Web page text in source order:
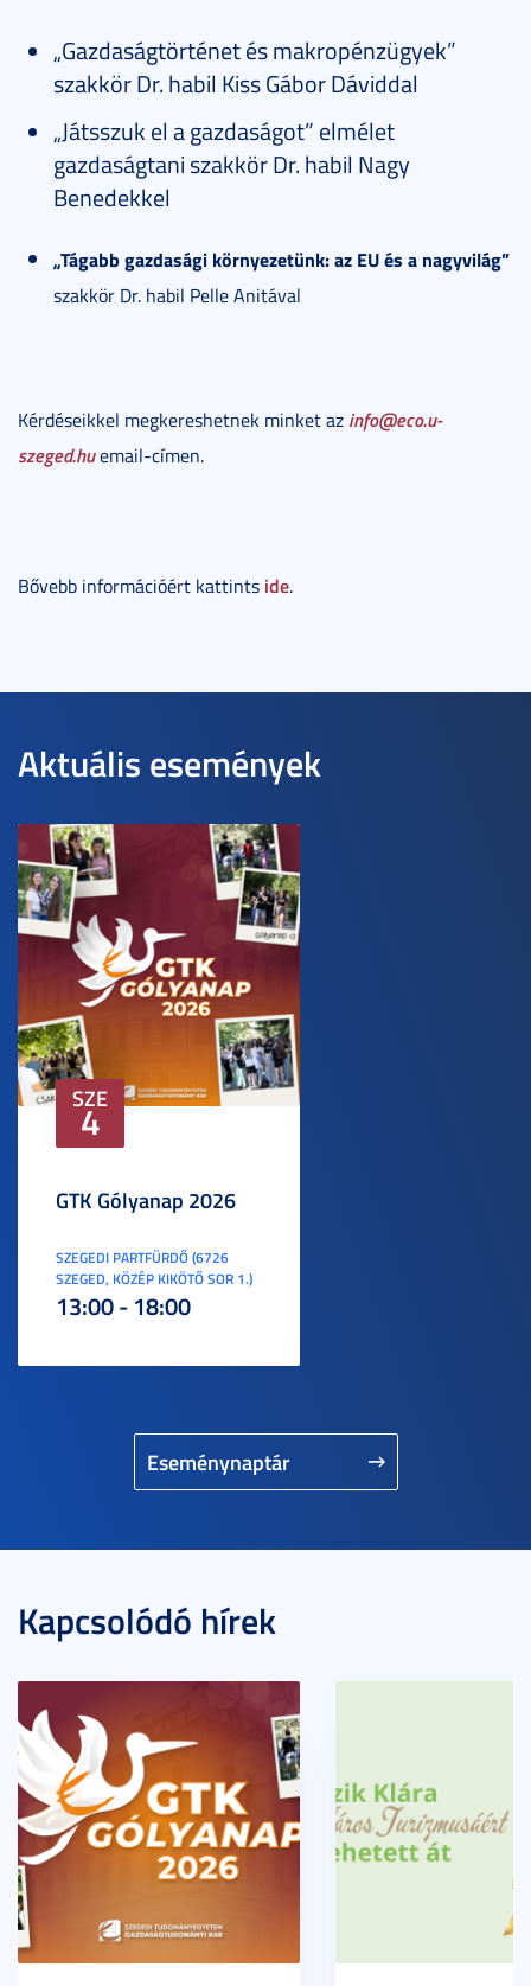
„Gazdaságtörténet és makropénzügyek”
szakkör Dr. habil Kiss Gábor Dáviddal
„Játsszuk el a gazdaságot” elmélet
gazdaságtani szakkör Dr. habil Nagy
Benedekkel
„Tágabb gazdasági környezetünk: az EU és a nagyvilág”
szakkör Dr. habil Pelle Anitával
Kérdéseikkel megkereshetnek minket az info@eco.u-
szeged.huemail-címen.
Bővebb információért kattints ide.
Aktuális események
Eseménynaptár
SZE
4
GTK Gólyanap 2026
SZEGEDI PARTFÜRDŐ (6726
SZEGED, KÖZÉP KIKÖTŐ SOR 1.)
13:00 - 18:00
Kapcsolódó hírek